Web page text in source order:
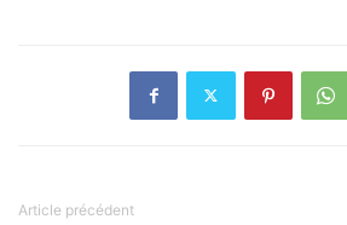
Article précédent